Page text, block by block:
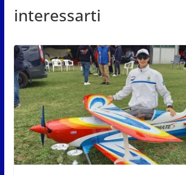
interessarti